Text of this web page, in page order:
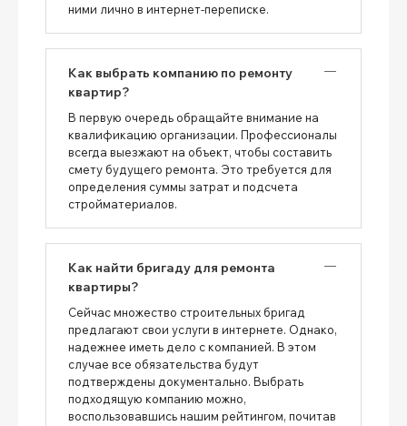
ними лично в интернет-переписке.
Как выбрать компанию по ремонту
квартир?
В первую очередь обращайте внимание на
квалификацию организации. Профессионалы
всегда выезжают на объект, чтобы составить
смету будущего ремонта. Это требуется для
определения суммы затрат и подсчета
стройматериалов.
Как найти бригаду для ремонта
квартиры?
Сейчас множество строительных бригад
предлагают свои услуги в интернете. Однако,
надежнее иметь дело с компанией. В этом
случае все обязательства будут
подтверждены документально. Выбрать
подходящую компанию можно,
воспользовавшись нашим рейтингом, почитав